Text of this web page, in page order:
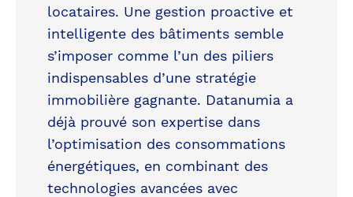
locataires. Une gestion proactive et
intelligente des bâtiments semble
s’imposer comme l’un des piliers
indispensables d’une stratégie
immobilière gagnante. Datanumia a
déjà prouvé son expertise dans
l’optimisation des consommations
énergétiques, en combinant des
technologies avancées avec